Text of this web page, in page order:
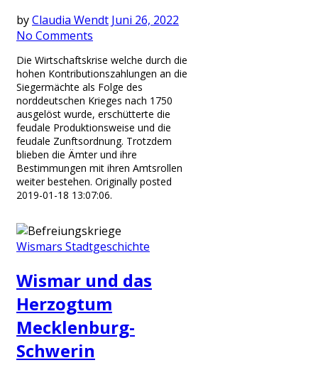
byClaudia Wendt Juni 26, 2022
No Comments
Die Wirtschaftskrise welche durch die
hohen Kontributionszahlungen an die
Siegermächte als Folge des
norddeutschen Krieges nach 1750
ausgelöst wurde, erschütterte die
feudale Produktionsweise und die
feudale Zunftsordnung. Trotzdem
blieben die Ämter und ihre
Bestimmungen mit ihren Amtsrollen
weiter bestehen. Originally posted
2019-01-18 13:07:06.
Wismars Stadtgeschichte
Wismar und das
Herzogtum
Mecklenburg-
Schwerin